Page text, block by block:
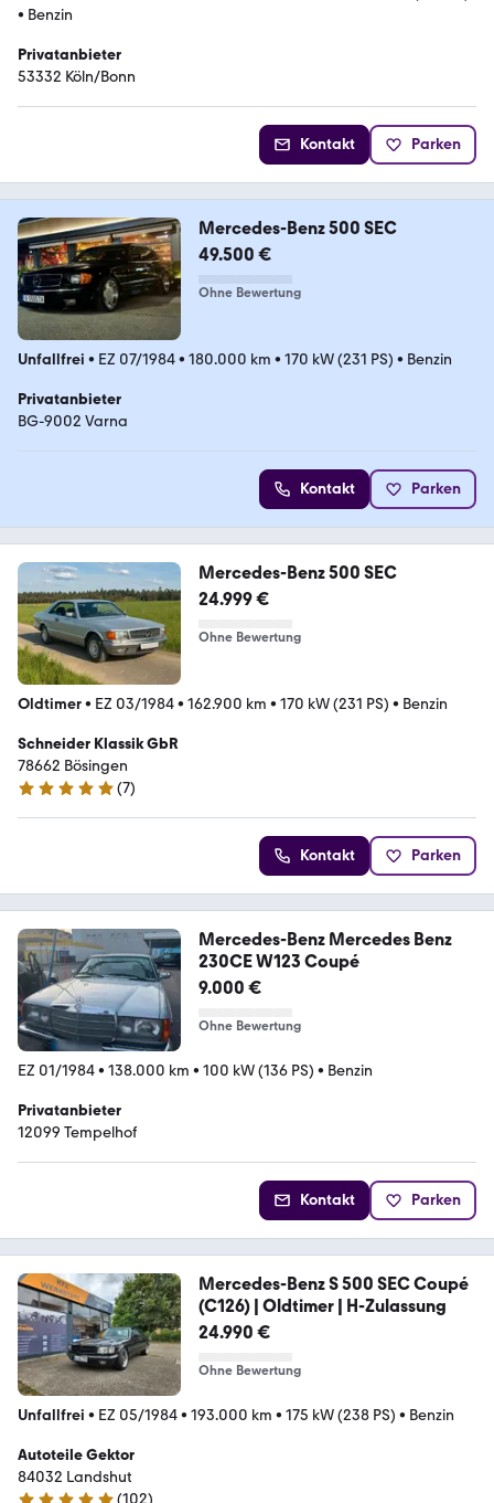
• Benzin
Privatanbieter
53332 Köln/Bonn
Kontakt Parken
Mercedes-Benz 500 SEC
49.500 €
Ohne Bewertung
Unfallfrei • EZ 07/1984• 180.000 km • 170 kW (231 PS) • Benzin
Privatanbieter
BG-9002 Varna
Kontakt Parken
Mercedes-Benz 500 SEC
24.999 €
Ohne Bewertung
Oldtimer• EZ 03/1984• 162.900 km • 170 kW (231 PS) • Benzin
Schneider Klassik GbR
78662 Bösingen
5 Sterne
(7)
Kontakt Parken
Mercedes-Benz Mercedes Benz
230CE W123 Coupé
9.000 €
Ohne Bewertung
EZ 01/1984• 138.000 km • 100 kW (136 PS) • Benzin
Privatanbieter
12099 Tempelhof
Kontakt Parken
Mercedes-Benz S 500 SEC Coupé
(C126) | Oldtimer | H-Zulassung
24.990 €
Ohne Bewertung
Unfallfrei • EZ 05/1984• 193.000 km • 175 kW (238 PS) • Benzin
Autoteile Gektor
84032 Landshut
(102)